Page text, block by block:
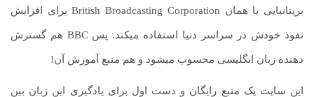
بریتانیایی یا همان British Broadcasting Corporation برای افزایش
نفوذ خودش در سراسر دنیا استفاده میکند. پس BBC هم گسترش
دهنده زبان انگلیسی محسوب میشود و هم منبع آموزش آن!
این سایت یک منبع رایگان و دست اول برای یادگیری این زبان بین